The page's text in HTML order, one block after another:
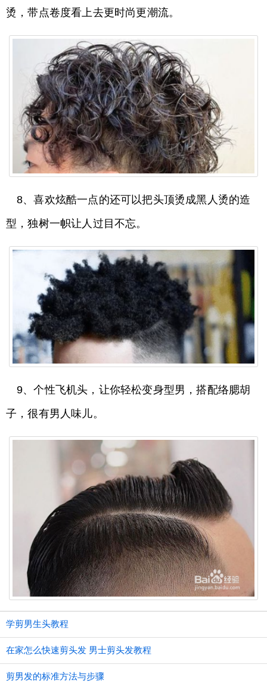
烫，带点卷度看上去更时尚更潮流。
8、喜欢炫酷一点的还可以把头顶烫成黑人烫的造
型，独树一帜让人过目不忘。
9、个性飞机头，让你轻松变身型男，搭配络腮胡
子，很有男人味儿。
学剪男生头教程
在家怎么快速剪头发 男士剪头发教程
剪男发的标准方法与步骤